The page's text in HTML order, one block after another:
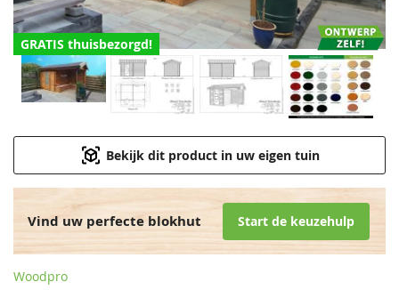
GRATIS thuisbezorgd!
Bekijk dit product in uw eigen tuin
Vind uw perfecte blokhut Start de keuzehulp
Woodpro